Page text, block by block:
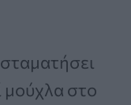
μούχλα στο